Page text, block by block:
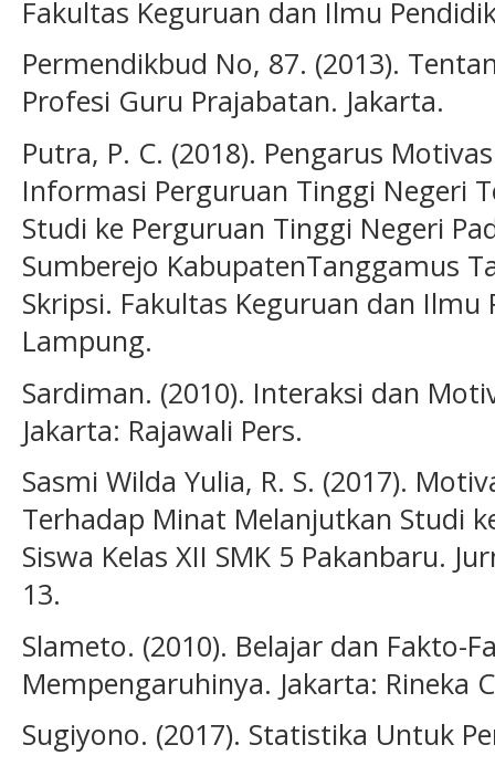
Fakultas Keguruan dan Ilmu
Permendikbud No, 87. (2013).
Profesi Guru Prajabatan. Jakarta.
Putra, P. C. (2018). Pengarus
Informasi Perguruan Tinggi Negeri
Studi ke Perguruan Tinggi Negeri
Sumberejo KabupatenTanggamus
Skripsi. Fakultas Keguruan dan Ilmu
Lampung.
Sardiman. (2010). Interaksi dan
Jakarta: Rajawali Pers.
Sasmi Wilda Yulia, R. S. (2017).
Terhadap Minat Melanjutkan Studi
Siswa Kelas XII SMK 5 Pakanbaru.
13.
Slameto. (2010). Belajar dan Fakto-
Mempengaruhinya. Jakarta: Rineka
Sugiyono. (2017). Statistika Untuk